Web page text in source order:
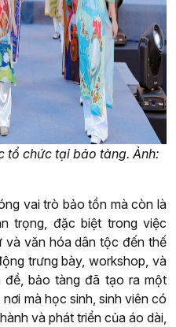
tổ chức tại bảo tàng. Ảnh:
vai trò bảo tồn mà còn là
trọng, đặc biệt trong việc
và văn hóa dân tộc đến thế
trưng bày, workshop, và
bảo tàng đã tạo ra một
mà học sinh, sinh viên có
và phát triển của áo dài,